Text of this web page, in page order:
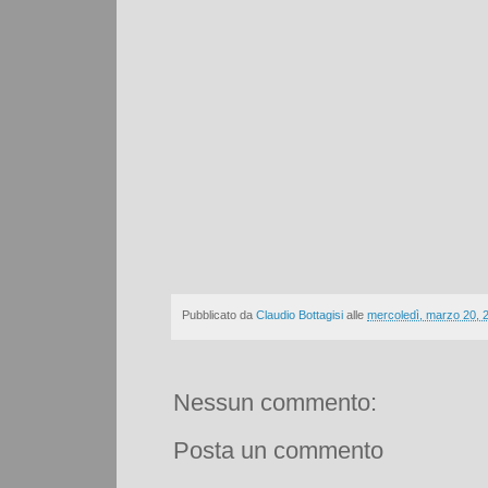
Pubblicato da Claudio Bottagisi alle mercoledì, marzo 20,
Nessun commento:
Posta un commento